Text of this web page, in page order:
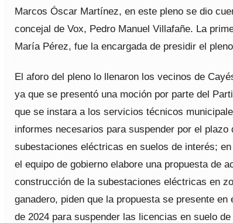
Marcos Óscar Martínez, en este pleno se dio
concejal de Vox, Pedro Manuel Villafañe. La
María Pérez, fue la encargada de presidir el
El aforo del pleno lo llenaron los vecinos de
ya que se presentó una moción por parte del
que se instara a los servicios técnicos
informes necesarios para suspender por el
subestaciones eléctricas en suelos de interés;
el equipo de gobierno elabore una propuesta de
construcción de la subestaciones eléctricas en
ganadero, piden que la propuesta se presente
de 2024 para suspender las licencias en suelo